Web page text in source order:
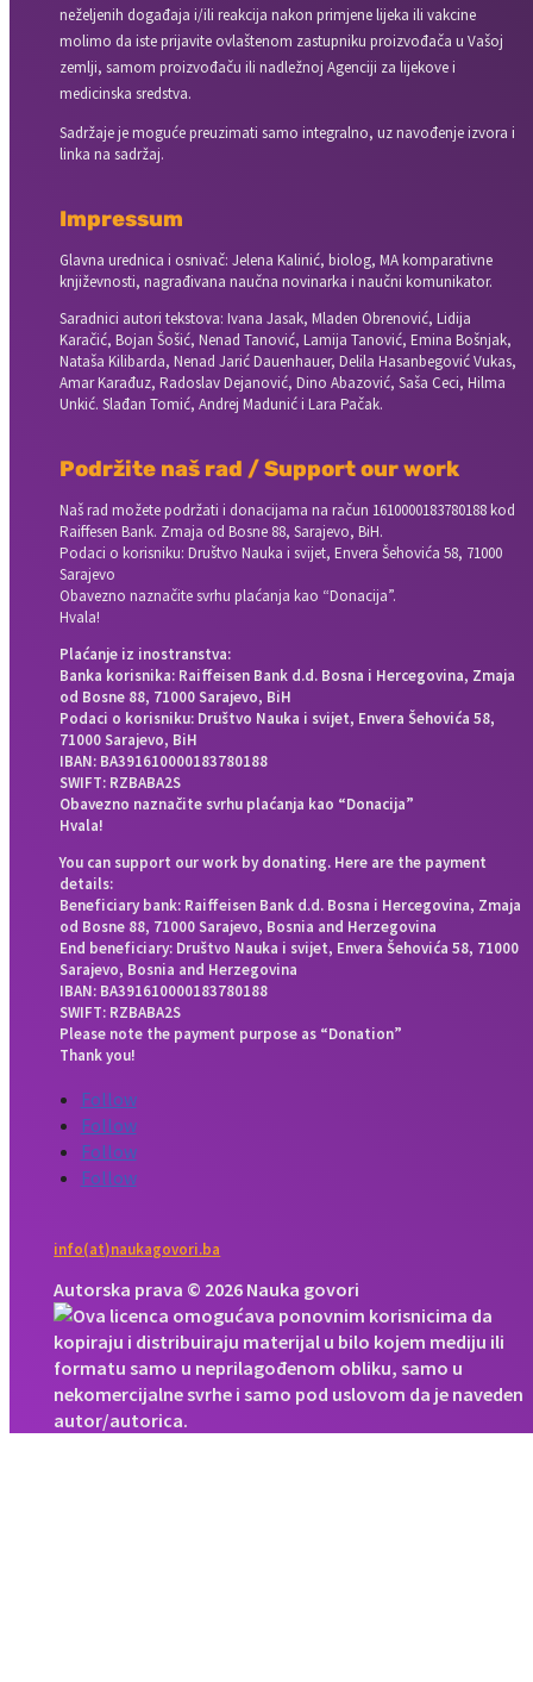
neželjenih događaja i/ili reakcija nakon primjene lijeka ili vakcine
molimo da iste prijavite ovlaštenom zastupniku proizvođača u Vašoj
zemlji, samom proizvođaču ili nadležnoj Agenciji za lijekove i
medicinska sredstva.
Sadržaje je moguće preuzimati samo integralno, uz navođenje izvora i
linka na sadržaj.
Impressum
Glavna urednica i osnivač: Jelena Kalinić, biolog, MA komparativne
književnosti, nagrađivana naučna novinarka i naučni komunikator.
Saradnici autori tekstova: Ivana Jasak, Mladen Obrenović, Lidija
Karačić, Bojan Šošić, Nenad Tanović, Lamija Tanović, Emina Bošnjak,
Nataša Kilibarda, Nenad Jarić Dauenhauer, Delila Hasanbegović Vukas,
Amar Karađuz, Radoslav Dejanović, Dino Abazović, Saša Ceci, Hilma
Unkić. Slađan Tomić, Andrej Madunić i Lara Pačak.
Podržite naš rad / Support our work
Naš rad možete podržati i donacijama na račun 1610000183780188 kod
Raiffesen Bank. Zmaja od Bosne 88, Sarajevo, BiH.
Podaci o korisniku: Društvo Nauka i svijet, Envera Šehovića 58, 71000
Sarajevo
Obavezno naznačite svrhu plaćanja kao “Donacija”.
Hvala!
Plaćanje iz inostranstva:
Banka korisnika: Raiffeisen Bank d.d. Bosna i Hercegovina, Zmaja
od Bosne 88, 71000 Sarajevo, BiH
Podaci o korisniku: Društvo Nauka i svijet, Envera Šehovića 58,
71000 Sarajevo, BiH
IBAN: BA391610000183780188
SWIFT: RZBABA2S
Obavezno naznačite svrhu plaćanja kao “Donacija”
Hvala!
You can support our work by donating. Here are the payment
details:
Beneficiary bank: Raiffeisen Bank d.d. Bosna i Hercegovina, Zmaja
od Bosne 88, 71000 Sarajevo, Bosnia and Herzegovina
End beneficiary: Društvo Nauka i svijet, Envera Šehovića 58, 71000
Sarajevo, Bosnia and Herzegovina
IBAN: BA391610000183780188
SWIFT: RZBABA2S
Please note the payment purpose as “Donation”
Thank you!
Follow
Follow
Follow
Follow
info(at)naukagovori.ba
Autorska prava © 2026 Nauka govori